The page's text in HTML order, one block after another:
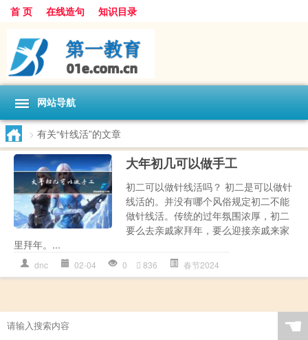
首 页 在线造句 知识目录
网站导航
> 有关“针线活”的文章
大年初几可以做手工
初二可以做针线活吗？ 初二是可以做针
线活的。并没有哪个风俗规定初二不能
做针线活。传统的过年氛围浓厚，初二
要么去亲戚家拜年，要么迎接亲戚来家
里拜年。...
dnc 02-04 0 836 春节2024
☚